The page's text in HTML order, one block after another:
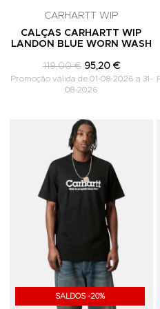
CARHARTT WIP
CALÇAS CARHARTT WIP
LANDON BLUE WORN WASH
119,00 € 95,20 €
Promoção válida de 01-08-2026 a 31-
08-2026
SALDOS -20%